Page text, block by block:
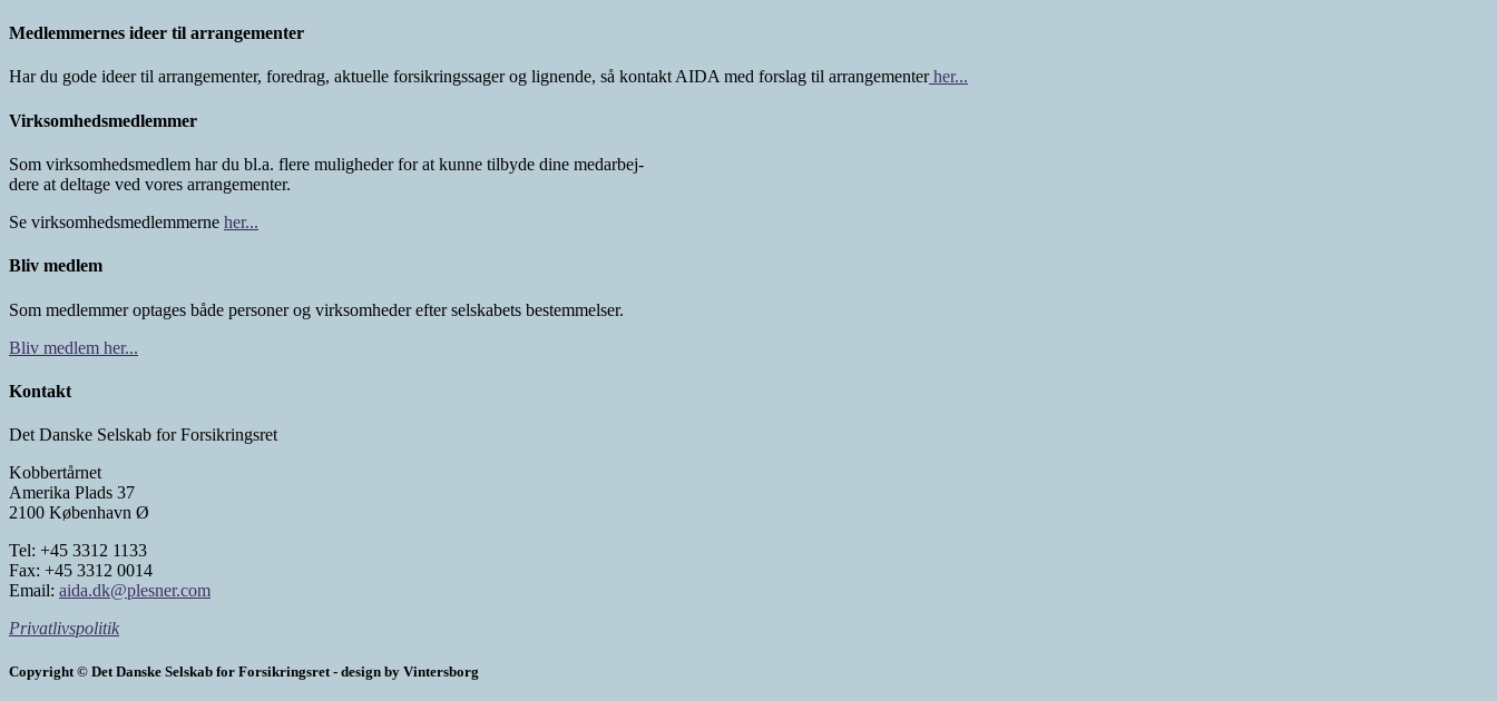
Medlemmernes ideer til arrangementer
Har du gode ideer til arrangementer, foredrag, aktuelle forsikringssager og lignende, så kontakt AIDA med forslag til arrangementerher...
Virksomhedsmedlemmer
Som virksomhedsmedlem har du bl.a. flere muligheder for at kunne tilbyde dine medarbej-
dere at deltage ved vores arrangementer.
Se virksomhedsmedlemmerne her...
Bliv medlem
Som medlemmer optages både personer og virksomheder efter selskabets bestemmelser.
Bliv medlem her...
Kontakt
Det Danske Selskab for Forsikringsret
Kobbertårnet
Amerika Plads 37
2100 København Ø
Tel: +45 3312 1133
Fax: +45 3312 0014
Email: aida.dk@plesner.com
Privatlivspolitik
Copyright © Det Danske Selskab for Forsikringsret - design by Vintersborg